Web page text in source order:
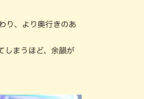
り、より奥行きのあ
しまうほど、余韻が